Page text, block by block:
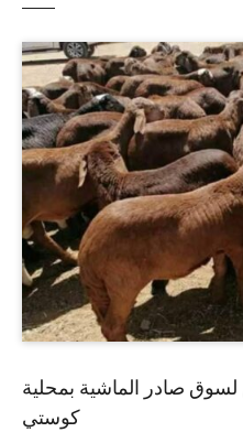
صادر الماشية بمحلية
كوستي